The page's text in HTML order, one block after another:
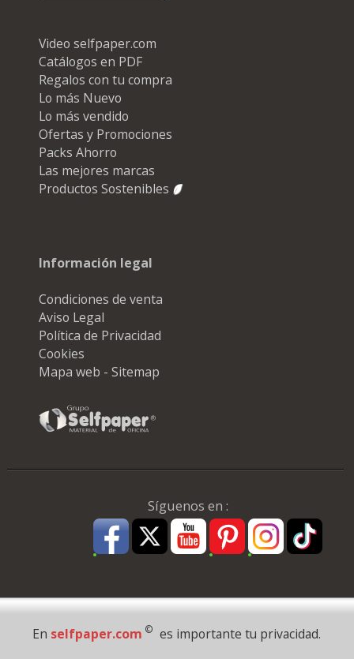
Video selfpaper.com
Catálogos en PDF
Regalos con tu compra
Lo más Nuevo
Lo más vendido
Ofertas y Promociones
Packs Ahorro
Las mejores marcas
Productos Sostenibles
Información legal
Condiciones de venta
Aviso Legal
Política de Privacidad
Cookies
Mapa web - Sitemap
Síguenos en :
Pago Seguro
En selfpaper.com © es importante tu privacidad.